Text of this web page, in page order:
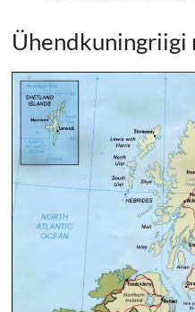
Ühendkuningriigi